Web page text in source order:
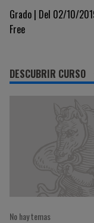
Grado | Del 02/10/
Free
DESCUBRIR CURSO
No hay temas